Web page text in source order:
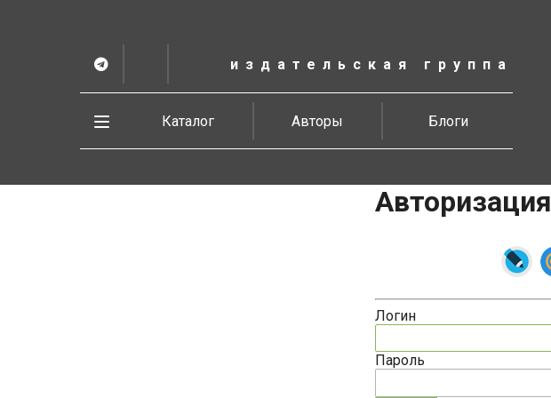
содержанию
издательская группа
весь
Telegram
Vesbook
Каталог Авторы Блоги
Развернуть
Авторизация
Логин
Пароль